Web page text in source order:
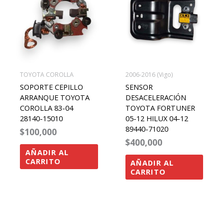
TOYOTA COROLLA
SOPORTE CEPILLO
ARRANQUE TOYOTA
COROLLA 83-04
28140-15010
$100,000
AÑADIR AL
CARRITO
2006-2016 (Vigo)
SENSOR
DESACELERACIÓN
TOYOTA FORTUNER
05-12 HILUX 04-12
89440-71020
$400,000
AÑADIR AL
CARRITO